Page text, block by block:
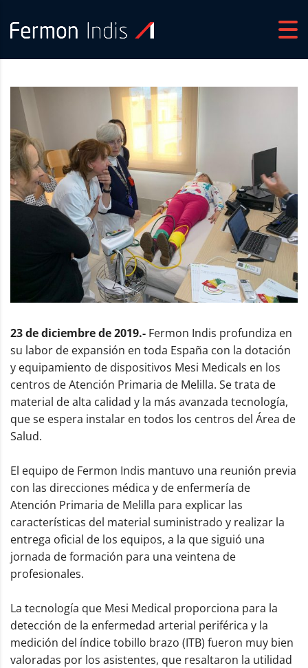
23 de diciembre de 2019.- Fermon Indis profundiza en
su labor de expansión en toda España con la dotación
y equipamiento de dispositivos Mesi Medicals en los
centros de Atención Primaria de Melilla. Se trata de
material de alta calidad y la más avanzada tecnología,
que se espera instalar en todos los centros del Área de
Salud.
El equipo de Fermon Indis mantuvo una reunión previa
con las direcciones médica y de enfermería de
Atención Primaria de Melilla para explicar las
características del material suministrado y realizar la
entrega oficial de los equipos, a la que siguió una
jornada de formación para una veintena de
profesionales.
La tecnología que Mesi Medical proporciona para la
detección de la enfermedad arterial periférica y la
medición del índice tobillo brazo (ITB) fueron muy bien
valoradas por los asistentes, que resaltaron la utilidad